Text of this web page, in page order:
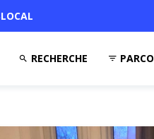
RECHERCHE